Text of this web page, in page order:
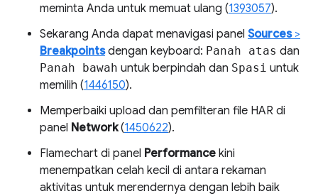
meminta Anda untuk memuat ulang (1393057).
Sekarang Anda dapat menavigasi panel Sources>
Breakpointsdengan keyboard: Panah atas dan
Panah bawah untuk berpindah dan Spasi untuk
memilih (1446150).
Memperbaiki upload dan pemfilteran file HAR di
panel Network(1450622).
Flamechart di panel Performance kini
menempatkan celah kecil di antara rekaman
aktivitas untuk merendernya dengan lebih baik